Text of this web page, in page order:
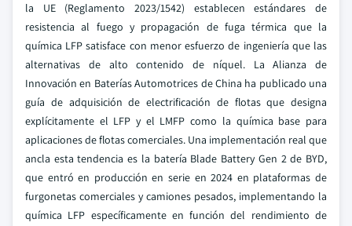
la UE (Reglamento 2023/1542) establecen estándares de
resistencia al fuego y propagación de fuga térmica que la
química LFP satisface con menor esfuerzo de ingeniería que las
alternativas de alto contenido de níquel. La Alianza de
Innovación en Baterías Automotrices de China ha publicado una
guía de adquisición de electrificación de flotas que designa
explícitamente el LFP y el LMFP como la química base para
aplicaciones de flotas comerciales. Una implementación real que
ancla esta tendencia es la batería Blade Battery Gen 2 de BYD,
que entró en producción en serie en 2024 en plataformas de
furgonetas comerciales y camiones pesados, implementando la
química LFP específicamente en función del rendimiento de